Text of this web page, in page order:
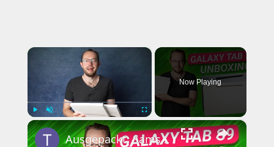
×
Play Unmute Fullscreen
Now Playing
×
Ausgepackt: Samsung Galaxy Tab S9 und S9+ im Unboxing | Deutsch